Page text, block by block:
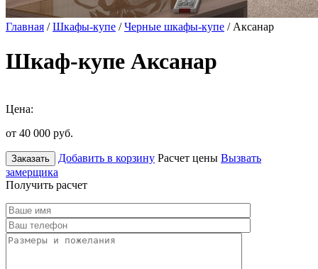
Главная /Шкафы-купе /Черные шкафы-купе / Аксанар
Шкаф-купе Аксанар
Цена:
от 40 000 руб.
Заказать Добавить в корзину Расчет цены Вызвать
замерщика
Получить расчет